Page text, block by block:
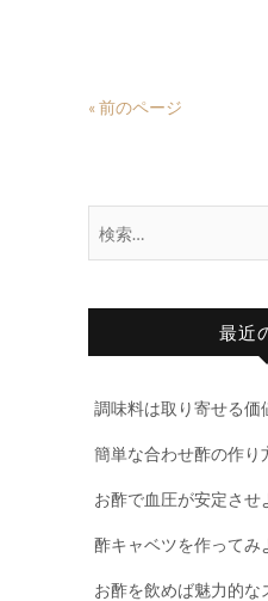
« 前のページ
最近
調味料は取り寄せる価
簡単な合わせ酢の作り
お酢で血圧が安定させ
酢キャベツを作ってみ
お酢を飲めば魅力的な